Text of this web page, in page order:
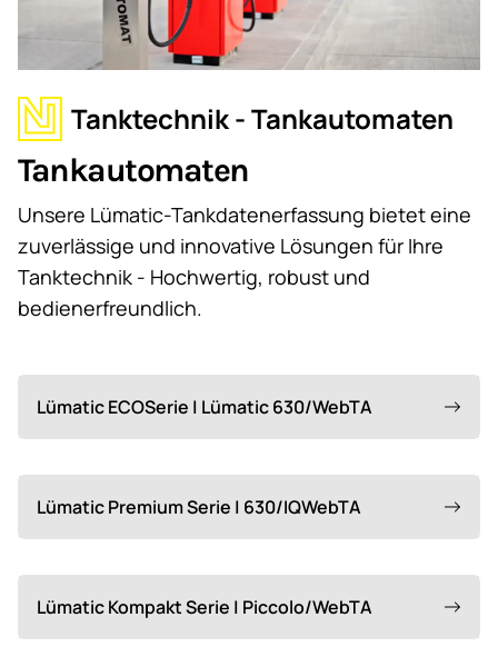
Tanktechnik - Tankautomaten
Tankautomaten
Unsere Lümatic-Tankdatenerfassung bietet eine
zuverlässige und innovative Lösungen für Ihre
Tanktechnik - Hochwertig, robust und
bedienerfreundlich.
Lümatic ECOSerie | Lümatic 630/WebTA
Lümatic Premium Serie | 630/IQWebTA
Lümatic Kompakt Serie | Piccolo/WebTA